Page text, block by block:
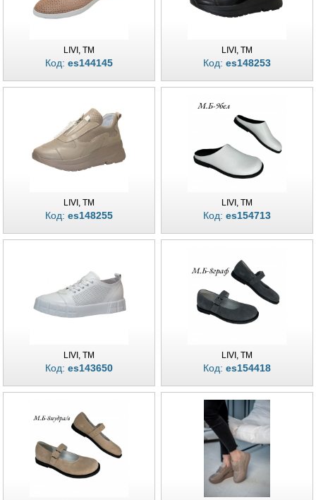
LIVI, TM
Код: es144145
LIVI, TM
Код: es148253
LIVI, TM
Код: es148255
LIVI, TM
Код: es154713
LIVI, TM
Код: es143650
LIVI, TM
Код: es154418